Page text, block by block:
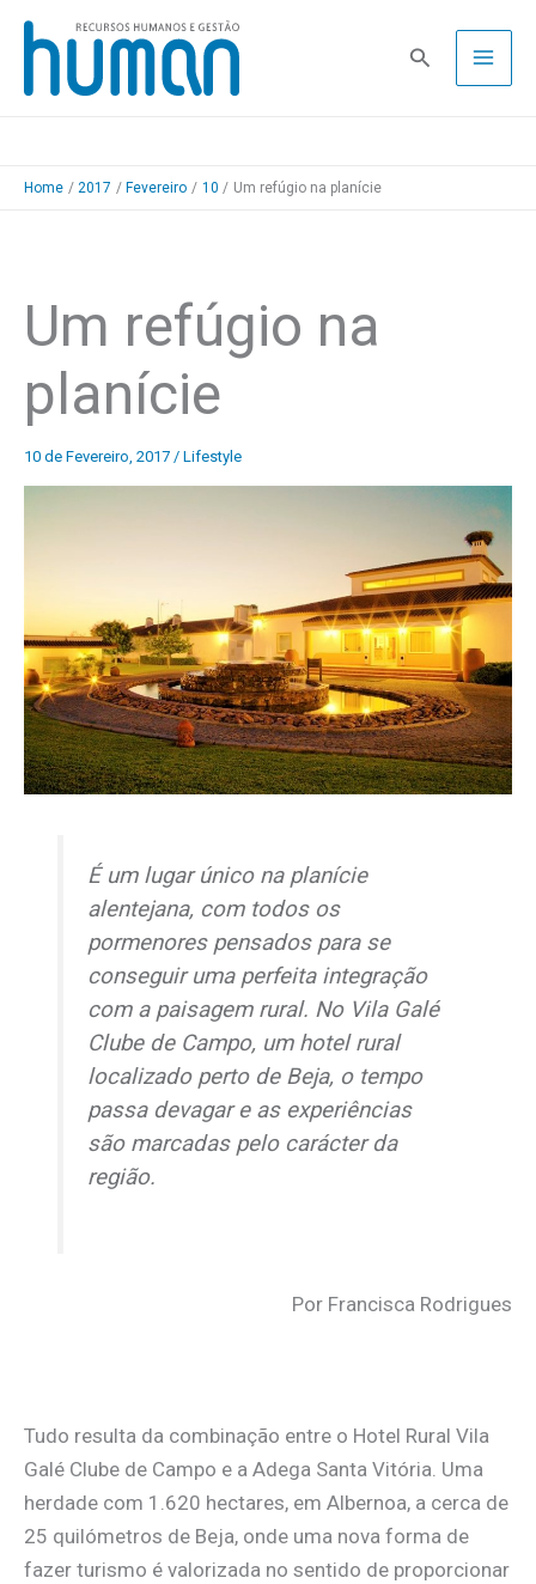
Skip
content
Pesquisa
Home 2017 Fevereiro 10 Um refúgio na planície
Um refúgio na
planície
10 de Fevereiro, 2017 / Lifestyle
É um lugar único na planície
alentejana, com todos os
pormenores pensados para se
conseguir uma perfeita integração
com a paisagem rural. No Vila Galé
Clube de Campo, um hotel rural
localizado perto de Beja, o tempo
passa devagar e as experiências
são marcadas pelo carácter da
região.
Por Francisca Rodrigues
Tudo resulta da combinação entre o Hotel Rural Vila
Galé Clube de Campo e a Adega Santa Vitória. Uma
herdade com 1.620 hectares, em Albernoa, a cerca de
25 quilómetros de Beja, onde uma nova forma de
fazer turismo é valorizada no sentido de proporcionar